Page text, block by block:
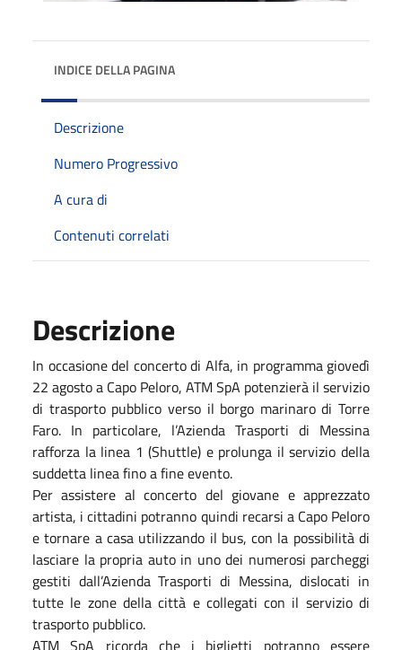
INDICE DELLA PAGINA
Descrizione
Numero Progressivo
A cura di
Contenuti correlati
Descrizione
In occasione del concerto di Alfa, in programma giovedì
22 agostoa Capo Peloro, ATM SpA potenzierà il servizio
di trasporto pubblico verso il borgo marinaro di Torre
Faro. In particolare, l’Azienda Trasporti di Messina
rafforza la linea 1 (Shuttle) e prolunga il servizio della
suddetta linea fino a fine evento.
Per assistere al concerto del giovane e apprezzato
artista, i cittadini potranno quindi recarsi a Capo Peloro
e tornare a casa utilizzando il bus, con la possibilità di
lasciare la propria auto in uno dei numerosi parcheggi
gestiti dall’Azienda Trasporti di Messina, dislocati in
tutte le zone della città e collegati con il servizio di
trasporto pubblico.
ATM SpA ricorda che i biglietti potranno essere